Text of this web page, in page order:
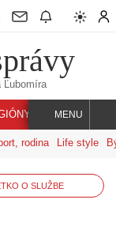
Ľubomíra
INDEX SVET
MENU
rodina Life style
O SLUŽBE